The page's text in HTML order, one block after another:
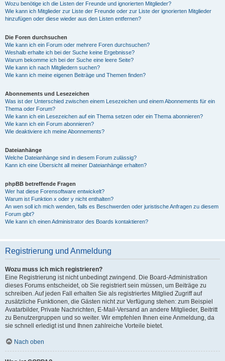
Wozu benötige ich die Listen der Freunde und ignorierten Mitglieder?
Wie kann ich Mitglieder zur Liste der Freunde oder zur Liste der ignorierten Mitglieder
hinzufügen oder diese wieder aus den Listen entfernen?
Die Foren durchsuchen
Wie kann ich ein Forum oder mehrere Foren durchsuchen?
Weshalb erhalte ich bei der Suche keine Ergebnisse?
Warum bekomme ich bei der Suche eine leere Seite?
Wie kann ich nach Mitgliedern suchen?
Wie kann ich meine eigenen Beiträge und Themen finden?
Abonnements und Lesezeichen
Was ist der Unterschied zwischen einem Lesezeichen und einem Abonnements für ein
Thema oder Forum?
Wie kann ich ein Lesezeichen auf ein Thema setzen oder ein Thema abonnieren?
Wie kann ich ein Forum abonnieren?
Wie deaktiviere ich meine Abonnements?
Dateianhänge
Welche Dateianhänge sind in diesem Forum zulässig?
Kann ich eine Übersicht all meiner Dateianhänge erhalten?
phpBB betreffende Fragen
Wer hat diese Forensoftware entwickelt?
Warum ist Funktion x oder y nicht enthalten?
An wen soll ich mich wenden, falls es Beschwerden oder juristische Anfragen zu diesem
Forum gibt?
Wie kann ich einen Administrator des Boards kontaktieren?
Registrierung und Anmeldung
Wozu muss ich mich registrieren?
Eine Registrierung ist nicht unbedingt zwingend. Die Board-Administration
dieses Forums entscheidet, ob Sie registriert sein müssen, um Beiträge zu
schreiben. Auf jeden Fall erhalten Sie als registriertes Mitglied Zugriff auf
zusätzliche Funktionen, die Gästen nicht zur Verfügung stehen: zum Beispiel
Avatarbilder, Private Nachrichten, E-Mail-Versand an andere Mitglieder, Beitritt
zu Benutzergruppen und so weiter. Wir empfehlen Ihnen eine Anmeldung, da
sie schnell erledigt ist und Ihnen zahlreiche Vorteile bietet.
Nach oben